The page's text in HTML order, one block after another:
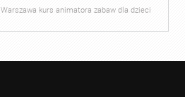
Warszawa kurs animatora zabaw dla dzieci